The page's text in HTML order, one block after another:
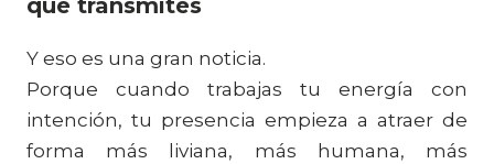
que transmites
Y eso es una gran noticia.
Porque cuando trabajas tu energía con
intención, tu presencia empieza a atraer de
forma más liviana, más humana, más